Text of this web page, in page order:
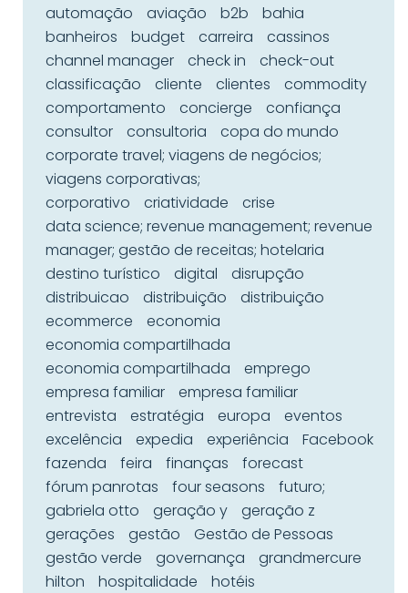
automação aviação b2b
bahia
banheiros
budget carreira
cassinos
channel manager
check in
check-out
classificação
cliente clientes
commodity
comportamento
concierge
confiança
consultor
consultoria
copa do mundo
corporate travel; viagens de negócios;
viagens corporativas;
corporativo
criatividade
crise
data science; revenue management; revenue
manager; gestão de receitas; hotelaria
destino turístico
digital
disrupção
distribuicao
distribuição
distribuição
ecommerce
economia
economia compartilhada
economia compartilhada
emprego
empresa familiar
empresa familiar
entrevista
estratégia europa
eventos
excelência
expedia experiência
Facebook
fazenda
feira finanças
forecast
fórum panrotas
four seasons
futuro;
gabriela otto
geração y
geração z
gerações
gestão
Gestão de Pessoas
gestão verde
governança
grandmercure
hilton
hospitalidade
hotéis